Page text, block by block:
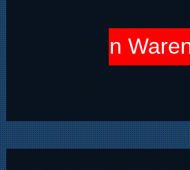
In den